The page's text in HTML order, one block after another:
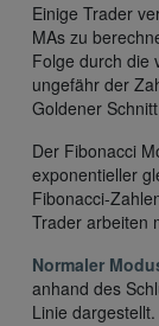
Einige Trader
MAs zu
Folge durch die
ungefähr der
Goldener
Der Fibonacci
exponentieller
Fibonacci-
Trader arbeiten
Normaler
anhand des
Linie dargestellt.